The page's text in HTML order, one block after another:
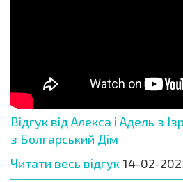
Відгук від Алекса і Адель з
з Болгарський Дім
Читати весь відгук 14-02-